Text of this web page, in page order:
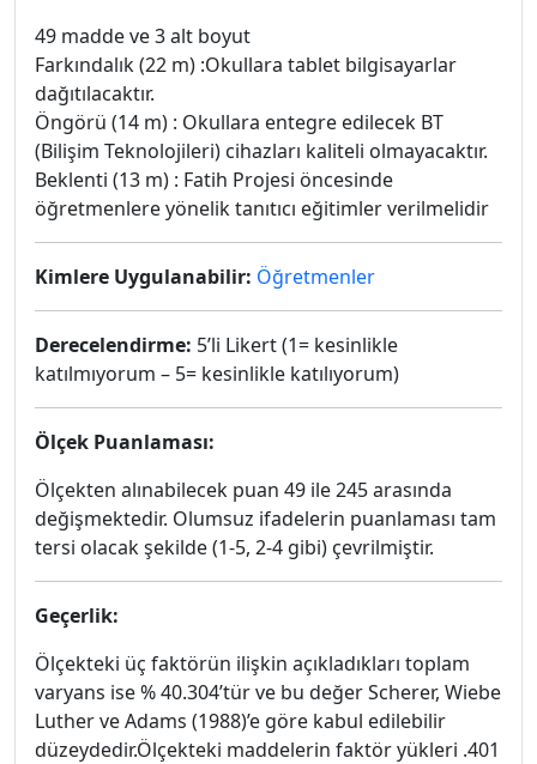
49 madde ve 3 alt boyut
Farkındalık (22 m) :Okullara tablet bilgisayarlar
dağıtılacaktır.
Öngörü (14 m) : Okullara entegre edilecek BT
(Bilişim Teknolojileri) cihazları kaliteli olmayacaktır.
Beklenti (13 m) : Fatih Projesi öncesinde
öğretmenlere yönelik tanıtıcı eğitimler verilmelidir
Kimlere Uygulanabilir: Öğretmenler
Derecelendirme: 5’li Likert (1= kesinlikle
katılmıyorum – 5= kesinlikle katılıyorum)
Ölçek Puanlaması:
Ölçekten alınabilecek puan 49 ile 245 arasında
değişmektedir. Olumsuz ifadelerin puanlaması tam
tersi olacak şekilde (1-5, 2-4 gibi) çevrilmiştir.
Geçerlik:
Ölçekteki üç faktörün ilişkin açıkladıkları toplam
varyans ise % 40.304’tür ve bu değer Scherer, Wiebe
Luther ve Adams (1988)’e göre kabul edilebilir
düzeydedir.Ölçekteki maddelerin faktör yükleri .401